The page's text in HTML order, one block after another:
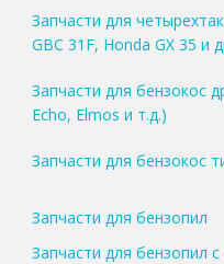
Запчасти для
GBC 31F, Honda GX 35 и
Запчасти для бензокос
Echo, Elmos и т.д.)
Запчасти для бензокос
Запчасти для бензопил
Запчасти для бензопил